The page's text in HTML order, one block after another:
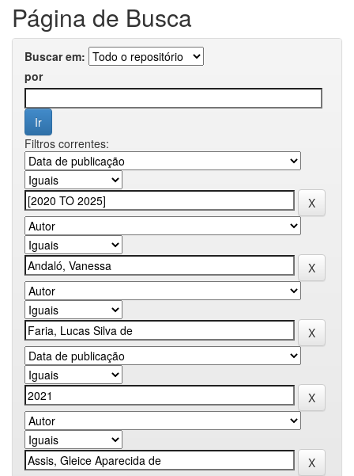
Página de Busca
Buscar em:
por
Filtros correntes: